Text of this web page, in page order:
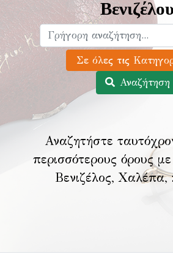
Βενιζέλου
Αναζήτηση
Αναζητήστε
περισσότερους όρους
Βενιζέλος, Χαλέπα,